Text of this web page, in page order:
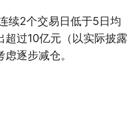
续2个交易日低于5日均
过10亿元（以实际披露
逐步减仓。